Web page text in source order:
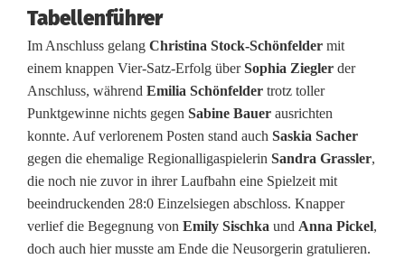
a
u
e
n
f
e
i
e
Tabellenführer
Im Anschluss gelang Christina Stock-Schönfelder mit
einem knappen Vier-Satz-Erfolg überSophia Ziegler der
Anschluss, während Emilia Schönfelder trotz toller
Punktgewinne nichts gegen Sabine Bauer ausrichten
konnte. Auf verlorenem Posten stand auch Saskia Sacher
gegen die ehemalige Regionalligaspielerin Sandra Grassler,
die noch nie zuvor in ihrer Laufbahn eine Spielzeit mit
beeindruckenden 28:0 Einzelsiegen abschloss. Knapper
verlief die Begegnung von Emily Sischka und Anna Pickel,
doch auch hier musste am Ende die Neusorgerin gratulieren.